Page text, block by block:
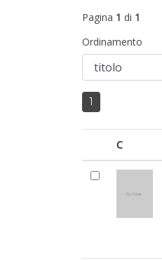
Pagina 1 di 1
Ordinamento
1
C